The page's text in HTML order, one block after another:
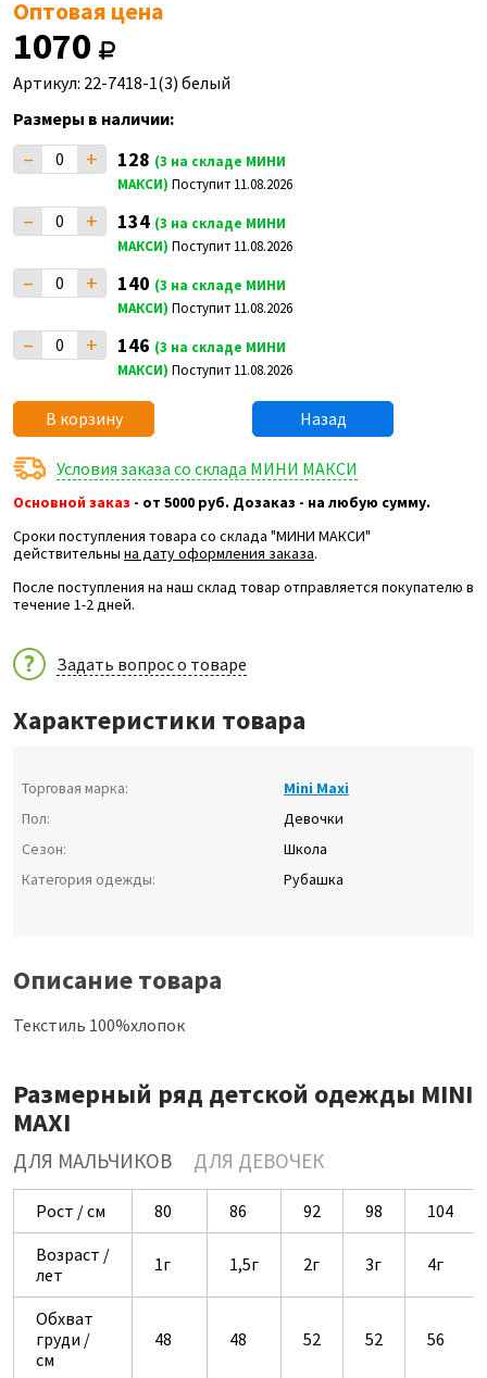
Оптовая цена
1070
Артикул: 22-7418-1(3) белый
Размеры в наличии:
– + 128 (3 на складе МИНИ
МАКСИ) Поступит 11.08.2026
– + 134 (3 на складе МИНИ
МАКСИ) Поступит 11.08.2026
– + 140 (3 на складе МИНИ
МАКСИ) Поступит 11.08.2026
– + 146 (3 на складе МИНИ
МАКСИ) Поступит 11.08.2026
В корзину Назад
Условия заказа со склада МИНИ МАКСИ
Основной заказ - от 5000 руб. Дозаказ - на любую сумму.
Сроки поступления товара со склада "МИНИ МАКСИ"
действительны на дату оформления заказа.
После поступления на наш склад товар отправляется покупателю в
течение 1-2 дней.
Задать вопрос о товаре
Характеристики товара
Торговая марка:
Mini Maxi
Пол:
Девочки
Сезон:
Школа
Категория одежды:
Рубашка
Описание товара
Текстиль 100%хлопок
Размерный ряд детской одежды MINI
MAXI
ДЛЯ МАЛЬЧИКОВ ДЛЯ ДЕВОЧЕК
Рост / см 80 86 92 98
104
Возраст /
лет
1г 1,5г 2г 3г 4г
Обхват
груди /
см
48 48 52 52 56